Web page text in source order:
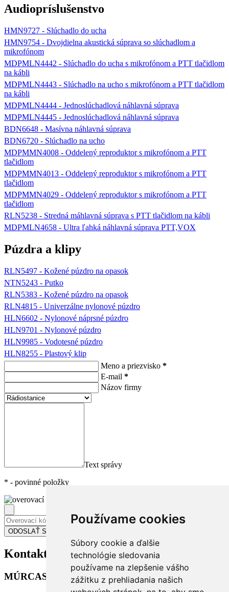
Používame cookies
Súbory cookie a ďalšie
technológie sledovania
používame na zlepšenie vášho
zážitku z prehliadania našich
Audiopríslušenstvo
HMN9727 - Slúchadlo do ucha
HMN9754 - Dvojdielna akustická súprava so slúchadlom a
mikrofónom
MDPMLN4442 - Slúchadlo do ucha s mikrofónom a PTT tlačidlom
na kábli
MDPMLN4443 - Slúchadlo na ucho s mikrofónom a PTT tlačidlom
na kábli
MDPMLN4444 - Jednoslúchadlová náhlavná súprava
MDPMLN4445 - Jednoslúchadlová náhlavná súprava
BDN6648 - Masívna náhlavná súprava
BDN6720 - Slúchadlo na ucho
MDPMMN4008 - Oddelený reproduktor s mikrofónom a PTT
tlačidlom
MDPMMN4013 - Oddelený reproduktor s mikrofónom a PTT
tlačidlom
MDPMMN4029 - Oddelený reproduktor s mikrofónom a PTT
tlačidlom
RLN5238 - Stredná máhlavná súprava s PTT tlačidlom na kábli
MDPMLN4658 - Ultra ľahká náhlavná súprava PTT,VOX
Púzdra a klipy
RLN5497 - Kožené púzdro na opasok
NTN5243 - Putko
RLN5383 - Kožené púzdro na opasok
RLN4815 - Univerzálne nylonové púzdro
HLN6602 - Nylonové náprsné púzdro
HLN9701 - Nylonové púzdro
HLN9985 - Vodotesné púzdro
HLN8255 - Plastový klip
Meno a priezvisko *
E-mail *
Názov firmy
Text správy
* - povinné položky
Kontakt na nás
MÚRCASS s.r.o.